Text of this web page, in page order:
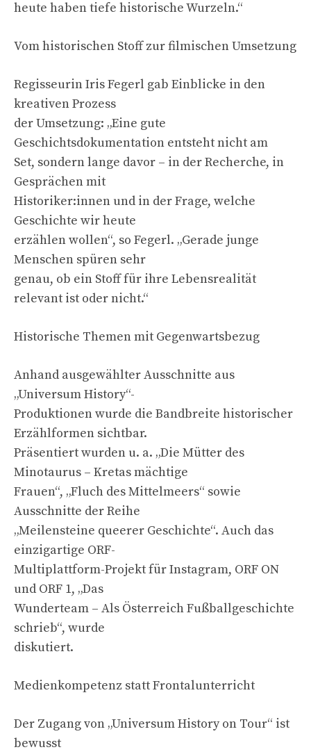
heute haben tiefe historische Wurzeln.“
Vom historischen Stoff zur filmischen Umsetzung
Regisseurin Iris Fegerl gab Einblicke in den
kreativen Prozess
der Umsetzung: „Eine gute
Geschichtsdokumentation entsteht nicht am
Set, sondern lange davor – in der Recherche, in
Gesprächen mit
Historiker:innen und in der Frage, welche
Geschichte wir heute
erzählen wollen“, so Fegerl. „Gerade junge
Menschen spüren sehr
genau, ob ein Stoff für ihre Lebensrealität
relevant ist oder nicht.“
Historische Themen mit Gegenwartsbezug
Anhand ausgewählter Ausschnitte aus
„Universum History“-
Produktionen wurde die Bandbreite historischer
Erzählformen sichtbar.
Präsentiert wurden u. a. „Die Mütter des
Minotaurus – Kretas mächtige
Frauen“, „Fluch des Mittelmeers“ sowie
Ausschnitte der Reihe
„Meilensteine queerer Geschichte“. Auch das
einzigartige ORF-
Multiplattform-Projekt für Instagram, ORF ON
und ORF 1, „Das
Wunderteam – Als Österreich Fußballgeschichte
schrieb“, wurde
diskutiert.
Medienkompetenz statt Frontalunterricht
Der Zugang von „Universum History on Tour“ ist
bewusst